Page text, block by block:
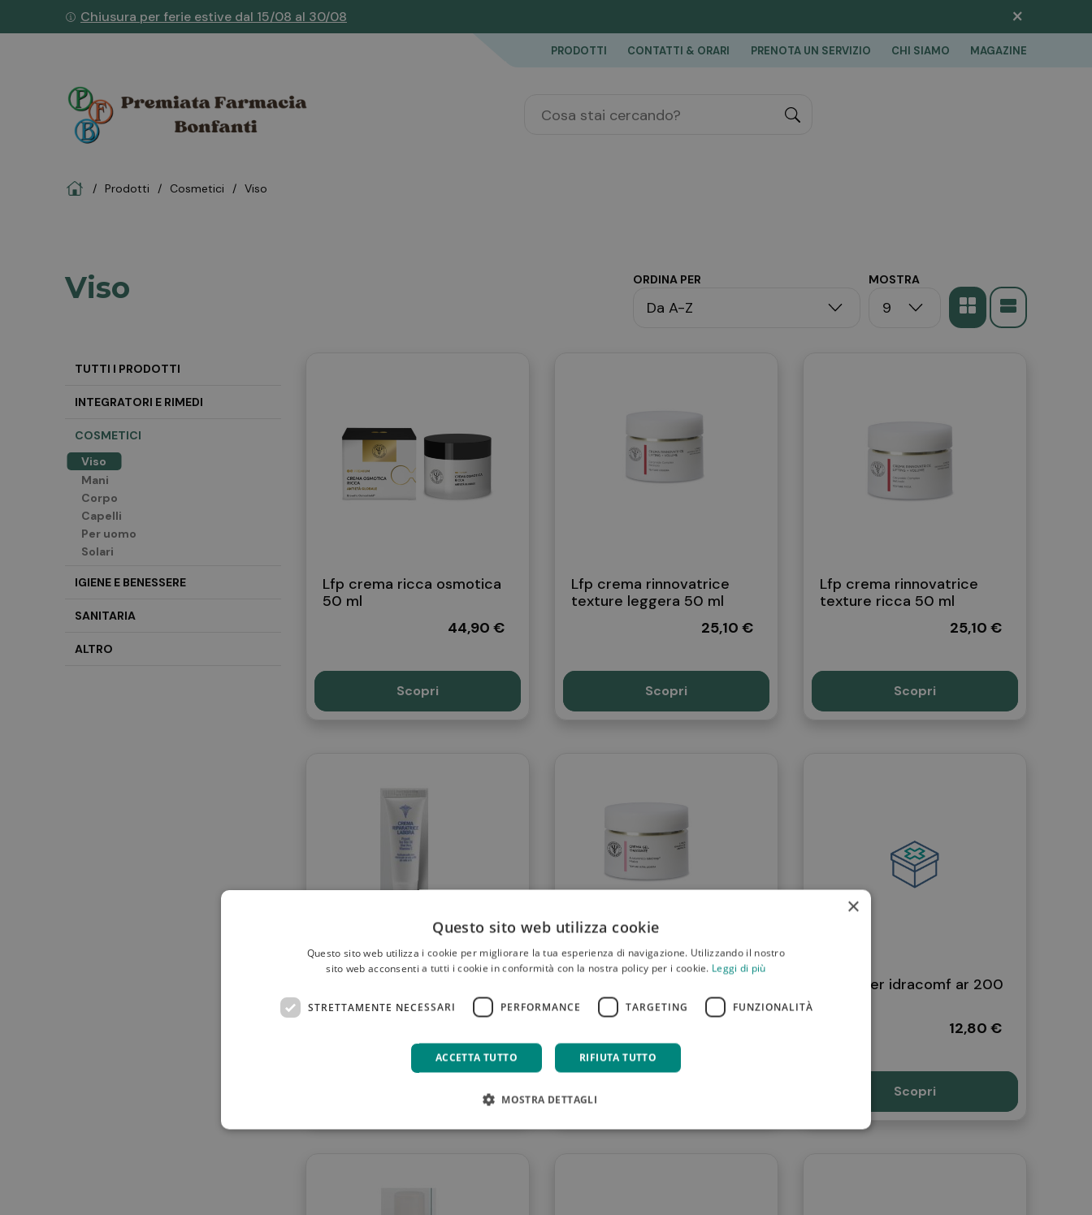
Chiusura per ferie estive dal 15/08 al 30/08 ×
PRODOTTI CONTATTI & ORARI PRENOTA UN SERVIZIO CHI SIAMO MAGAZINE
"Cerca
HomeProdotti cosmetici viso
Viso ORDINA PER MOSTRA
TUTTI I PRODOTTI
INTEGRATORI E RIMEDI
COSMETICI
Viso
Mani
Corpo
Capelli
Per uomo
Solari
IGIENE E BENESSERE
SANITARIA
ALTRO
Lfp crema ricca osmotica
50 ml
44,90 €
Scopri
Lfp crema rinnovatrice
texture leggera 50 ml
25,10 €
Scopri
Lfp crema rinnovatrice
texture ricca 50 ml
25,10 €
Scopri
labbra 10 ml
ml
Lfp deter idracomf ar 200
12,80 €
Scopri
×
Questo sito web utilizza cookie
Questo sito web utilizza i cookie per migliorare la tua esperienza di navigazione. Utilizzando il nostro
sito web acconsenti a tutti i cookie in conformità con la nostra policy per i cookie. Leggi di più
STRETTAMENTE NECESSARI PERFORMANCE TARGETING FUNZIONALITÀ
ACCETTA TUTTO RIFIUTA TUTTO
MOSTRA DETTAGLI